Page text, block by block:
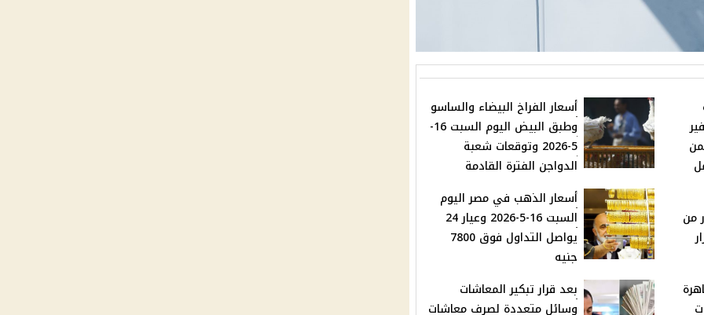
أسعار الفراخ البيضاء والساسو
وطبق البيض اليوم السبت 16-
5-2026 وتوقعات شعبة
الدواجن الفترة القادمة
من
أسعار الذهب في مصر اليوم
السبت 16-5-2026 وعيار 24
يواصل التداول فوق 7800
جنيه
بعد قرار تبكير المعاشات
وسائل متعددة لصرف معاشات